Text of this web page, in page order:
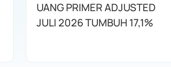
UANG PRIMER ADJUSTED
JULI 2026 TUMBUH 17,1%